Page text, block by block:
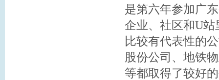
是第六年参加广
企业、社区和U
比较有代表性的
股份公司、地铁
等都取得了较好